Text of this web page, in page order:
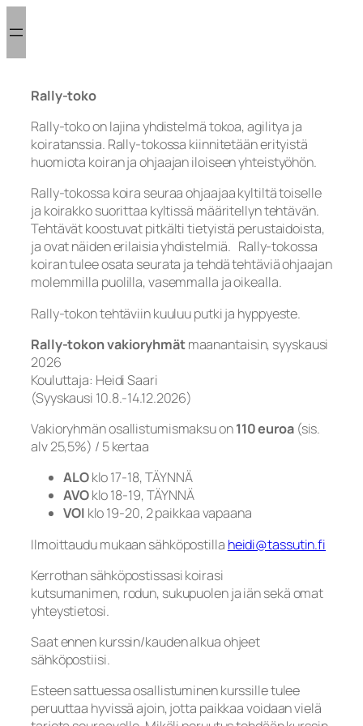
sisältöön
Rally-toko
Rally-toko on lajina yhdistelmä tokoa, agilitya ja
koiratanssia. Rally-tokossa kiinnitetään erityistä
huomiota koiran ja ohjaajan iloiseen yhteistyöhön.
Rally-tokossa koira seuraa ohjaajaa kyltiltä toiselle
ja koirakko suorittaa kyltissä määritellyn tehtävän.
Tehtävät koostuvat pitkälti tietyistä perustaidoista,
ja ovat näiden erilaisia yhdistelmiä. Rally-tokossa
koiran tulee osata seurata ja tehdä tehtäviä ohjaajan
molemmilla puolilla, vasemmalla ja oikealla.
Rally-tokon tehtäviin kuuluu putki ja hyppyeste.
Rally-tokon vakioryhmätmaanantaisin, syyskausi
2026
Kouluttaja: Heidi Saari
(Syyskausi 10.8.-14.12.2026)
Vakioryhmän osallistumismaksu on110 euroa(sis.
alv 25,5%) / 5 kertaa
ALOklo 17-18, TÄYNNÄ
AVOklo 18-19, TÄYNNÄ
VOI klo 19-20, 2 paikkaa vapaana
Ilmoittaudu mukaan sähköpostilla heidi@tassutin.fi
Kerrothan sähköpostissasi koirasi
kutsumanimen, rodun, sukupuolen ja iän sekä omat
yhteystietosi.
Saat ennen kurssin/kauden alkua ohjeet
sähköpostiisi.
Esteen sattuessa osallistuminen kurssille tulee
peruuttaa hyvissä ajoin, jotta paikkaa voidaan vielä